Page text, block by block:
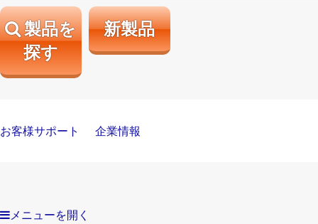
製品を
探す
新製品
お客様サポート 企業情報
メニューを開く